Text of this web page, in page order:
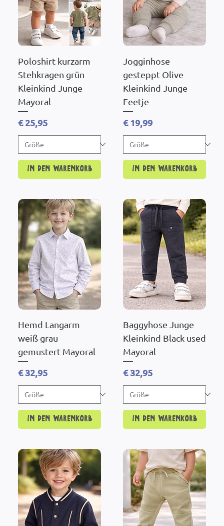
Poloshirt kurzarm
Stehkragen grün
Kleinkind Junge
Mayoral
Preis
€ 25,95
In den Warenkorb
Jogginhose
gesteppt Olive
Kleinkind Junge
Feetje
Preis
€ 19,99
In den Warenkorb
Hemd Langarm
weiß grau
gemustert Mayoral
Preis
€ 32,95
In den Warenkorb
Baggyhose Junge
Kleinkind Black used
Mayoral
Preis
€ 32,95
In den Warenkorb